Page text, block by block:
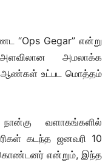
“Ops Gegar” என்று
அமலாக்க
ஆண்கள் உட்பட மொத்தம்
வளாகங்களில்
கடந்த ஜனவரி 10
என்றும், இந்த